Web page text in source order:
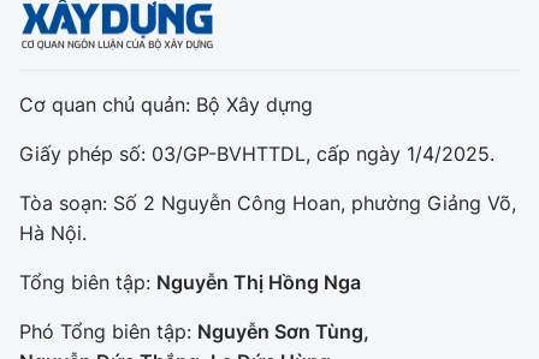
Cơ quan chủ quản: Bộ Xây dựng
Giấy phép số: 03/GP-BVHTTDL, cấp ngày 1/4/2025.
Tòa soạn: Số 2 Nguyễn Công Hoan, phường Giảng Võ,
Hà Nội.
Tổng biên tập: Nguyễn Thị Hồng Nga
Phó Tổng biên tập: Nguyễn Sơn Tùng,